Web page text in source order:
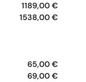
1189,00 €
1538,00 €
65,00 €
69,00 €